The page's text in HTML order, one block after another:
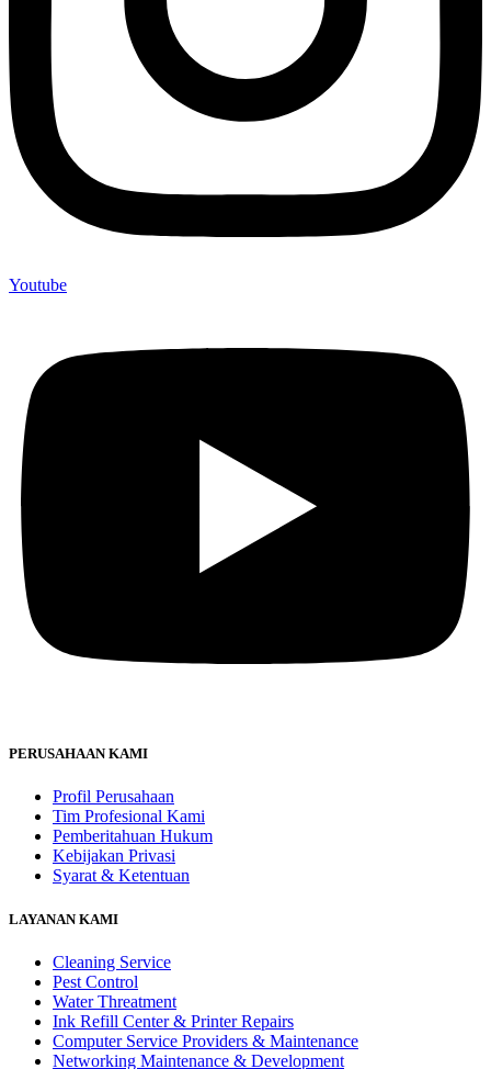
Youtube
PERUSAHAAN KAMI
Profil Perusahaan
Tim Profesional Kami
Pemberitahuan Hukum
Kebijakan Privasi
Syarat & Ketentuan
LAYANAN KAMI
Cleaning Service
Pest Control
Water Threatment
Ink Refill Center & Printer Repairs
Computer Service Providers & Maintenance
Networking Maintenance & Development